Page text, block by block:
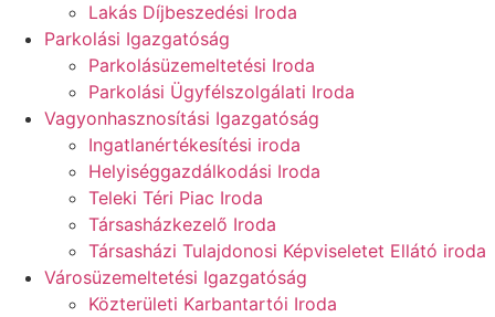
Lakás Díjbeszedési Iroda
Parkolási Igazgatóság
Parkolásüzemeltetési Iroda
Parkolási Ügyfélszolgálati Iroda
Vagyonhasznosítási Igazgatóság
Ingatlanértékesítési iroda
Helyiséggazdálkodási Iroda
Teleki Téri Piac Iroda
Társasházkezelő Iroda
Társasházi Tulajdonosi Képviseletet Ellátó iroda
Városüzemeltetési Igazgatóság
Közterületi Karbantartói Iroda